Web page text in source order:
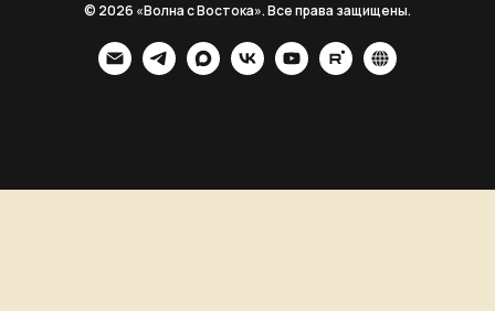
© 2026 «Волна с Востока». Все права защищены.